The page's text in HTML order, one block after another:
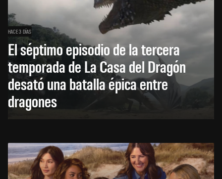
HACE 3 DÍAS
El séptimo episodio de la tercera
temporada de La Casa del Dragón
desató una batalla épica entre
dragones